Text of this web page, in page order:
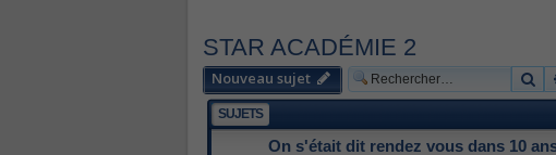
STAR ACADÉMIE 2
Nouveau sujet
SUJETS
On s'était dit rendez vous dans 10